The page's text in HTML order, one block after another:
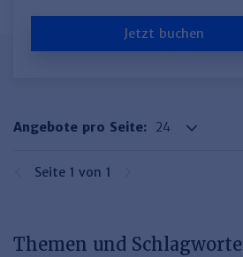
Jetzt buchen
Angebote pro Seite:
Seite 1 von 1
Themen und Schlagworte